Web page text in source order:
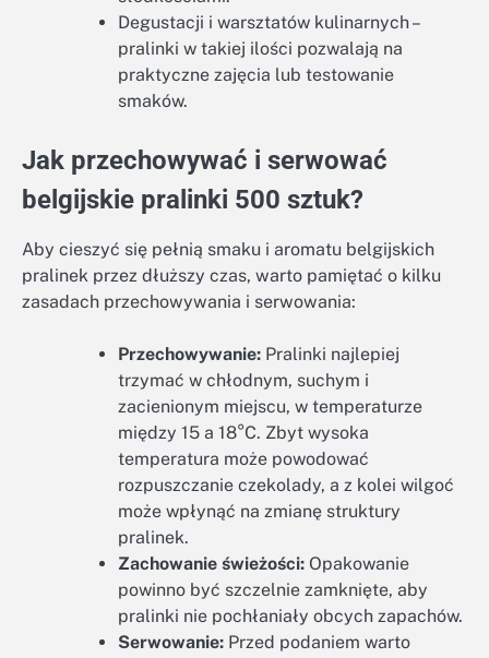
Degustacji i warsztatów kulinarnych –
pralinki w takiej ilości pozwalają na
praktyczne zajęcia lub testowanie
smaków.
Jak przechowywać i serwować
belgijskie pralinki 500 sztuk?
Aby cieszyć się pełnią smaku i aromatu belgijskich
pralinek przez dłuższy czas, warto pamiętać o kilku
zasadach przechowywania i serwowania:
Przechowywanie: Pralinki najlepiej
trzymać w chłodnym, suchym i
zacienionym miejscu, w temperaturze
między 15 a 18°C. Zbyt wysoka
temperatura może powodować
rozpuszczanie czekolady, a z kolei wilgoć
może wpłynąć na zmianę struktury
pralinek.
Zachowanie świeżości: Opakowanie
powinno być szczelnie zamknięte, aby
pralinki nie pochłaniały obcych zapachów.
Serwowanie: Przed podaniem warto